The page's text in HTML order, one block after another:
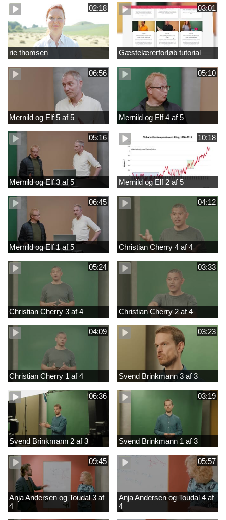
02:18
rie thomsen
03:01
Gæstelærerforløb tutorial
06:56
Mernild og Elf 5 af 5
05:10
Mernild og Elf 4 af 5
05:16
Mernild og Elf 3 af 5
10:18
Mernild og Elf 2 af 5
06:45
Mernild og Elf 1 af 5
04:12
Christian Cherry 4 af 4
05:24
Christian Cherry 3 af 4
03:33
Christian Cherry 2 af 4
04:09
Christian Cherry 1 af 4
03:23
Svend Brinkmann 3 af 3
06:36
Svend Brinkmann 2 af 3
03:19
Svend Brinkmann 1 af 3
09:45
Anja Andersen og Toudal 3 af
4
05:57
Anja Andersen og Toudal 4 af
4